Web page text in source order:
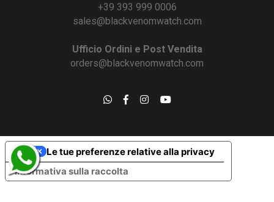
+39 393 999 0006
sales@blackvenomwatch.com
Ufficio Ordini e Post Vendita
orders@blackvenomwatch.com
Informativa sulla raccolta
Le tue preferenze relative alla privacy